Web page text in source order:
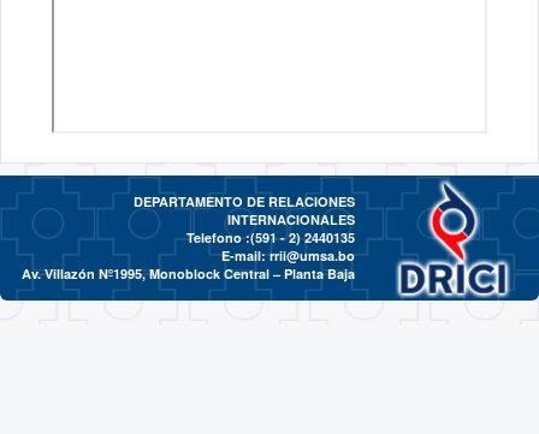
DEPARTAMENTO DE RELACIONES
INTERNACIONALES
Telefono :(591 - 2)2440135
E-mail:rrii@umsa.bo
Av. Villazón Nº1995, Monoblock Central – Planta Baja